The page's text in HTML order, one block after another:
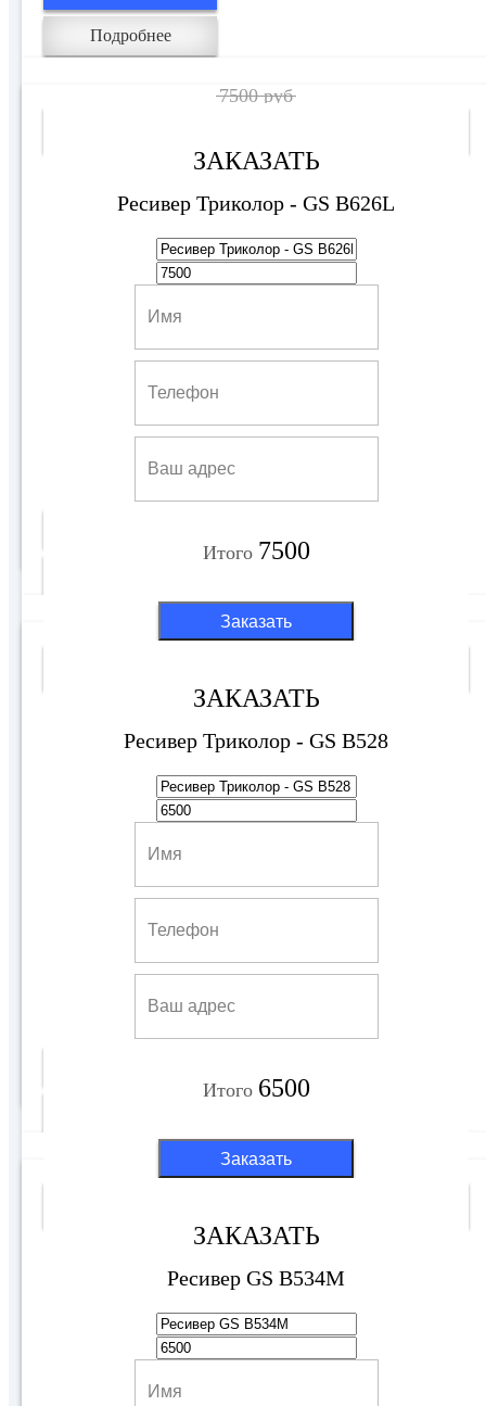
Подробнее
ЗАКАЗАТЬ
Ресивер Триколор - GS B626L
Итого 7500
Заказать
Ресивер Триколор - GS B528
7500 руб
6500 руб
ЗАКАЗАТЬ
Ресивер Триколор - GS B528
Итого 6500
Заказать
Ресивер GS B534M
7700 руб
6500 руб
ЗАКАЗАТЬ
Ресивер GS B534M